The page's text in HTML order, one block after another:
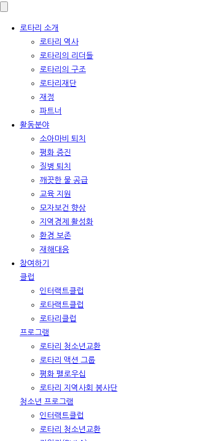
로타리 소개
로타리 역사
로타리의 리더들
로타리의 구조
로타리재단
재정
파트너
활동분야
소아마비 퇴치
평화 증진
질병 퇴치
깨끗한 물 공급
교육 지원
모자보건 향상
지역경제 활성화
환경 보존
재해대응
참여하기
클럽
인터랙트클럽
로타랙트클럽
로타리클럽
프로그램
로타리 청소년교환
로타리 액션 그룹
평화 펠로우십
로타리 지역사회 봉사단
청소년 프로그램
인터랙트클럽
로타리 청소년교환